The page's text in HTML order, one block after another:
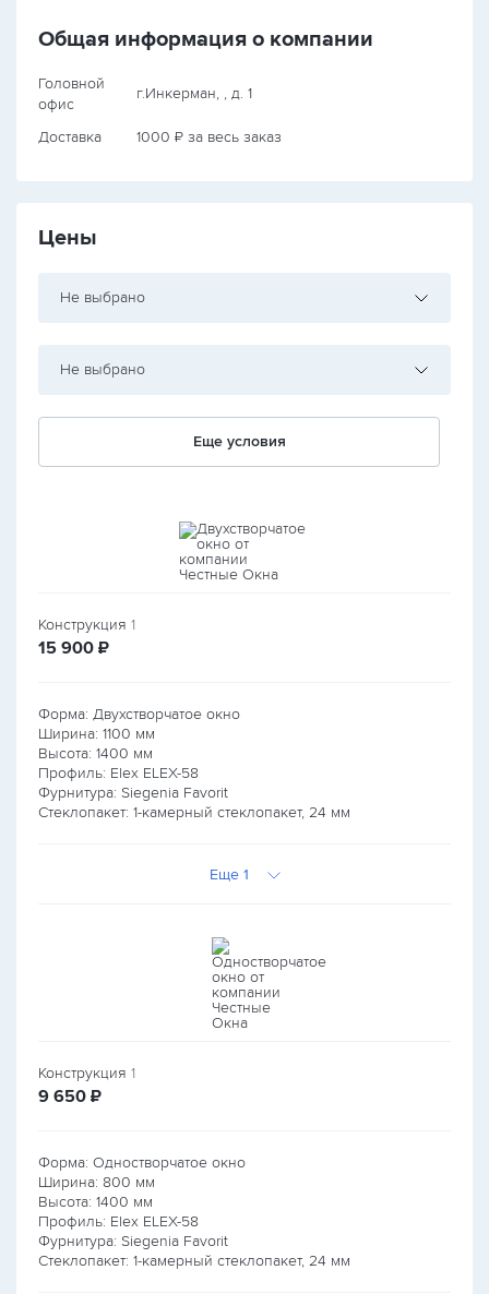
Общая информация о компании
Головной
офис
г.Инкерман, , д. 1
Доставка 1000 ₽ за весь заказ
Цены
Не выбрано
Не выбрано
Еще условия
Конструкция 1
15 900 руб.
₽
Форма: Двухстворчатое окно
Ширина: 1100 мм
Высота: 1400 мм
Профиль: Elex ELEX-58
Фурнитура: Siegenia Favorit
Стеклопакет: 1-камерный стеклопакет, 24 мм
Еще 1
Конструкция 1
9 650 руб.
₽
Форма: Одностворчатое окно
Ширина: 800 мм
Высота: 1400 мм
Профиль: Elex ELEX-58
Фурнитура: Siegenia Favorit
Стеклопакет: 1-камерный стеклопакет, 24 мм